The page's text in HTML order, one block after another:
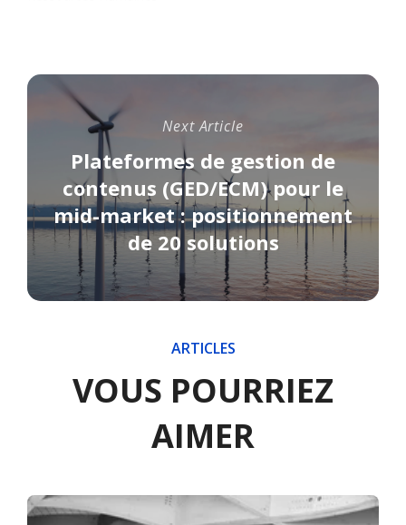
Next Article
Plateformes de gestion de
contenus (GED/ECM) pour le
mid-market : positionnement
de 20 solutions
ARTICLES
VOUS POURRIEZ
AIMER